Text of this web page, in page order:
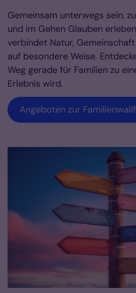
Gemeinsam unterwegs sein,
und im Gehen Glauben
verbindet Natur,
auf besondere Weise.
Weg gerade für Familien zu
Erlebnis wird.
Angeboten zur